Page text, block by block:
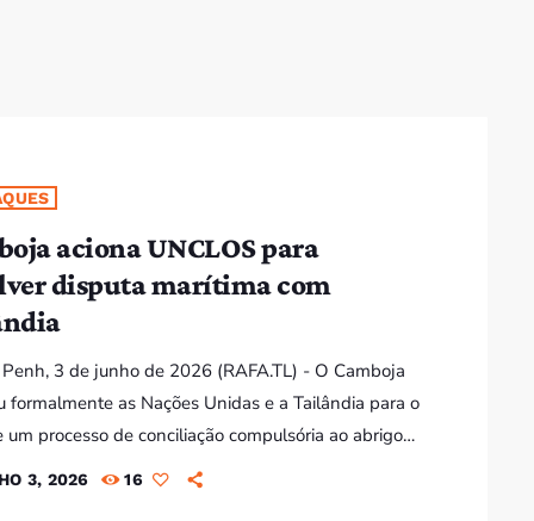
7:00 AM - 10:00 AM
aciona UNCLOS para
disputa marítima com
3 de junho de 2026 (RAFA.TL) - O Camboja
formalmente as Nações Unidas e a Tailândia para o
um processo de conciliação compulsória ao abrigo
das Nações Unidas sobre o Direito do Mar
3, 2026 16